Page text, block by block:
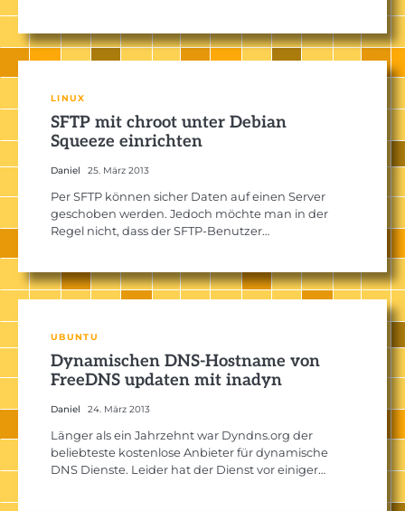
LINUX
SFTP mit chroot unter Debian
Squeeze einrichten
Daniel 25. März 2013
Per SFTP können sicher Daten auf einen Server
geschoben werden. Jedoch möchte man in der
Regel nicht, dass der SFTP-Benutzer…
UBUNTU
Dynamischen DNS-Hostname von
FreeDNS updaten mit inadyn
Daniel 24. März 2013
Länger als ein Jahrzehnt war Dyndns.org der
beliebteste kostenlose Anbieter für dynamische
DNS Dienste. Leider hat der Dienst vor einiger…